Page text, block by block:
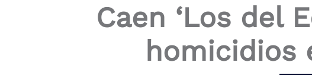
Caen ‘Los del
homicidios